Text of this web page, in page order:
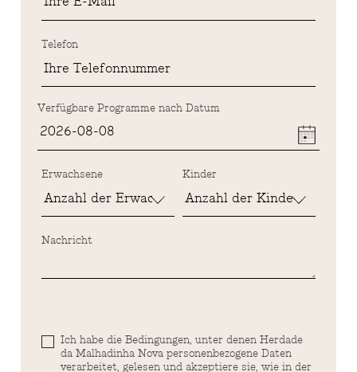
Telefon
Verfügbare Programme nach Datum
Erwachsene Kinder
Nachricht
Ich habe die Bedingungen, unter denen Herdade
da Malhadinha Nova personenbezogene Daten
verarbeitet, gelesen und akzeptiere sie, wie in der